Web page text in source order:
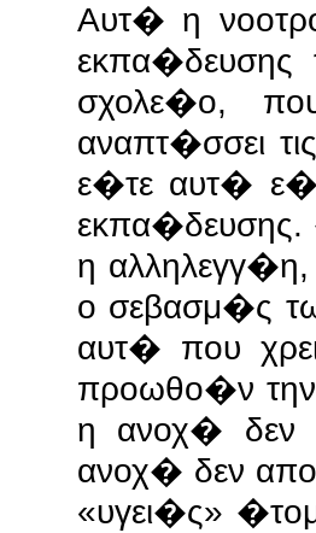
Αυτ� η
σχολε�ο,
αναπτ�σσει
ε�τε αυτ�
η
ο σεβασμ�ς
αυτ� που
προωθο�ν την
η ανοχ� δεν
ανοχ� δεν
«υγει�ς»